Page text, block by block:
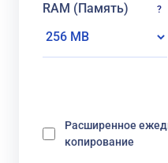
RAM (Память) ?
Расширенное
копирование